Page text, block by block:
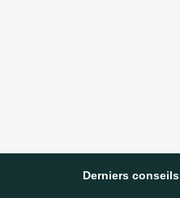
Derniers conseils